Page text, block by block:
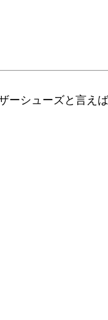
ーシューズと言えば